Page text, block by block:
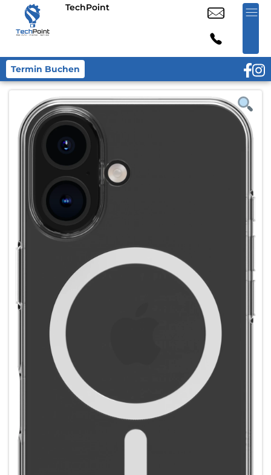
TechPoint
Termin Buchen